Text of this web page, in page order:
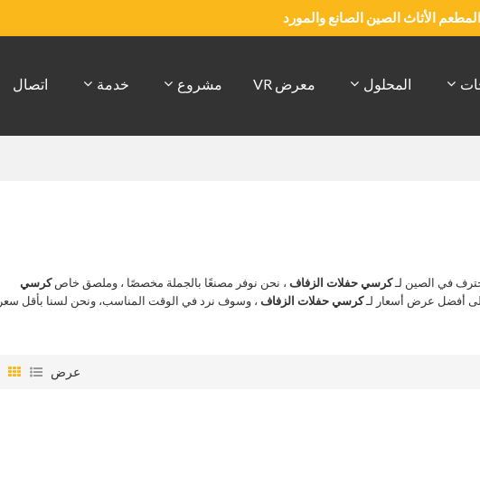
والمطعم الأثاث الصين الصانع والمورد
المحلول معرض VR مشروع خدمة اتصال
في الصين لـكرسي حفلات الزفاف، نحن نوفر مصنعًا بالجملة مخصصًا ، وملصق خاصكرسي
أفضل عرض أسعار لـكرسي حفلات الزفاف، وسوف نرد في الوقت المناسب، ونحن لسنا بأقل سعر
عرض